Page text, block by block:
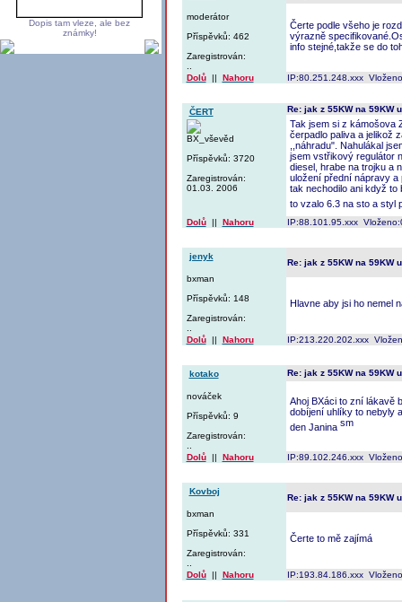
Dopis tam vleze, ale bez
známky!
moderátor
Příspěvků: 462
Zaregistrován:
Čerte podle všeho je
výrazně
info stejné,takže se do
Dolů|| Nahoru IP:80.251.248.xxx
ČERT
BX_vševěd
Příspěvků: 3720
Zaregistrován:
01.03. 2006
Re: jak z 55KW na 59KW
Tak jsem si z kámošova
čerpadlo paliva a jelikož
,,náhradu". Nahulákal
jsem vstřikový regulátor
diesel, hrabe na trojku a
uložení přední nápravy a
tak nechodilo ani když to
to vzalo 6.3 na sto a styl
Dolů|| Nahoru IP:88.101.95.xxx
jenyk
bxman
Příspěvků: 148
Zaregistrován:
Re: jak z 55KW na 59KW
Hlavne aby jsi ho nemel
Dolů|| Nahoru IP:213.220.202.xxx
kotako
nováček
Příspěvků: 9
Zaregistrován:
Re: jak z 55KW na 59KW
Ahoj BXáci to zní lákavě
dobíjení uhlíky to nebyly
den Janina
Dolů|| Nahoru IP:89.102.246.xxx
Kovboj
bxman
Příspěvků: 331
Zaregistrován:
Re: jak z 55KW na 59KW
Čerte to mě zajímá
Dolů|| Nahoru IP:193.84.186.xxx